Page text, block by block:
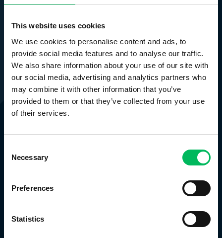
This website uses cookies
We use cookies to personalise content and ads, to
provide social media features and to analyse our traffic.
We also share information about your use of our site with
our social media, advertising and analytics partners who
may combine it with other information that you’ve
provided to them or that they’ve collected from your use
of their services.
Selection
Necessary
Preferences
Statistics
Bezorgen tot wel 6 kilogram
Een van de maatregelen om het corona virus in te
dammen is het zelfisolement van besmette
personen en in sommige landen zelfs een totale
lockdown. Gedurende de quarantaine of de
te doen of eventuele medicijnen op te halen.
verschillende drones is het namelijk mogelijk om
zouden dus onder meer voedsel en medicijnen
quarantaine of mensen die op afgelegen plekken